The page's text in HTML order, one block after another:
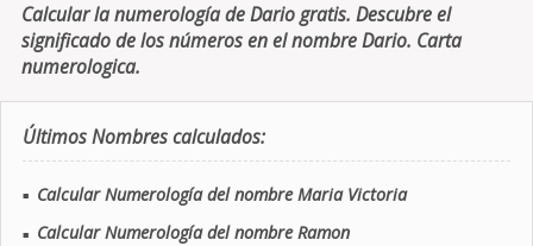
Calcular la numerología de Dario gratis. Descubre el
significado de los números en el nombre Dario. Carta
numerologica.
Últimos Nombres calculados:
■ Calcular Numerología del nombre Maria Victoria
■ Calcular Numerología del nombre Ramon